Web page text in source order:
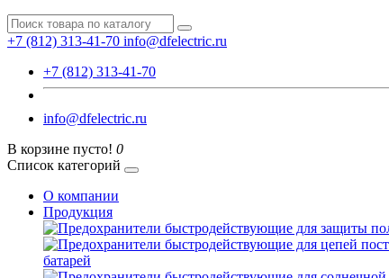
+7 (812) 313-41-70 info@dfelectric.ru
+7 (812) 313-41-70
info@dfelectric.ru
В корзине пусто! 0
Список категорий
О компании
Продукция
батарей